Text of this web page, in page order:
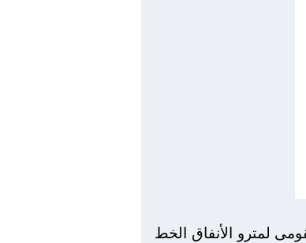
لمترو الأنفاق الخط